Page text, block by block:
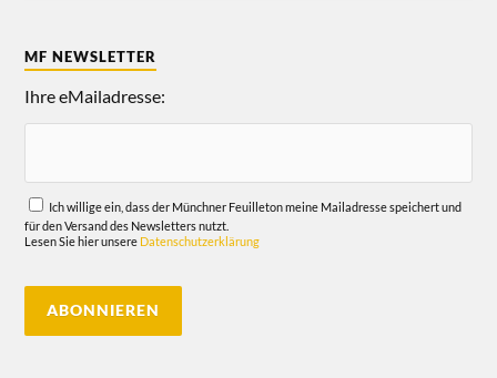
MF NEWSLETTER
Ihre eMailadresse:
Ich willige ein, dass der Münchner Feuilleton meine Mailadresse speichert und
für den Versand des Newsletters nutzt.
Lesen Sie hier unsere Datenschutzerklärung